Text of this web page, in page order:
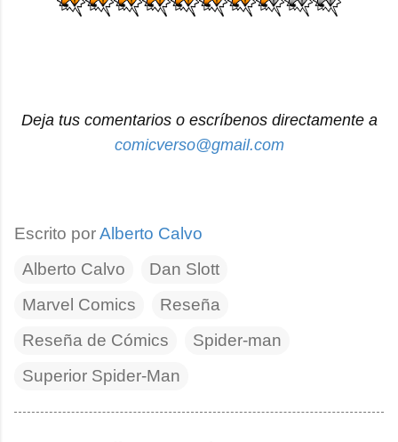
Deja tus comentarios o escríbenos directamente a
comicverso@gmail.com
Escrito porAlberto Calvo
Alberto Calvo
Dan Slott
Marvel Comics
Reseña
Reseña de Cómics
Spider-man
Superior Spider-Man